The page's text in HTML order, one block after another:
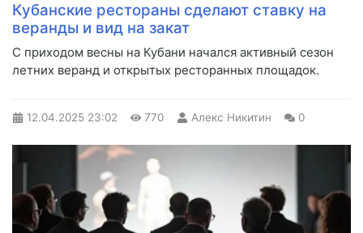
Кубанские рестораны сделают ставку на
веранды и вид на закат
С приходом весны на Кубани начался активный сезон
летних веранд и открытых ресторанных площадок.
12.04.2025 23:02 770 Алекс Никитин 0